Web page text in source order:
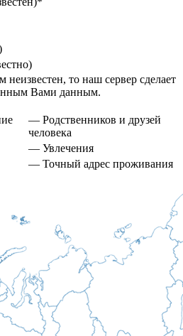
то наш сервер сделает
Вами данным.
— Родственников и друзей
человека
— Увлечения
— Точный адрес проживания